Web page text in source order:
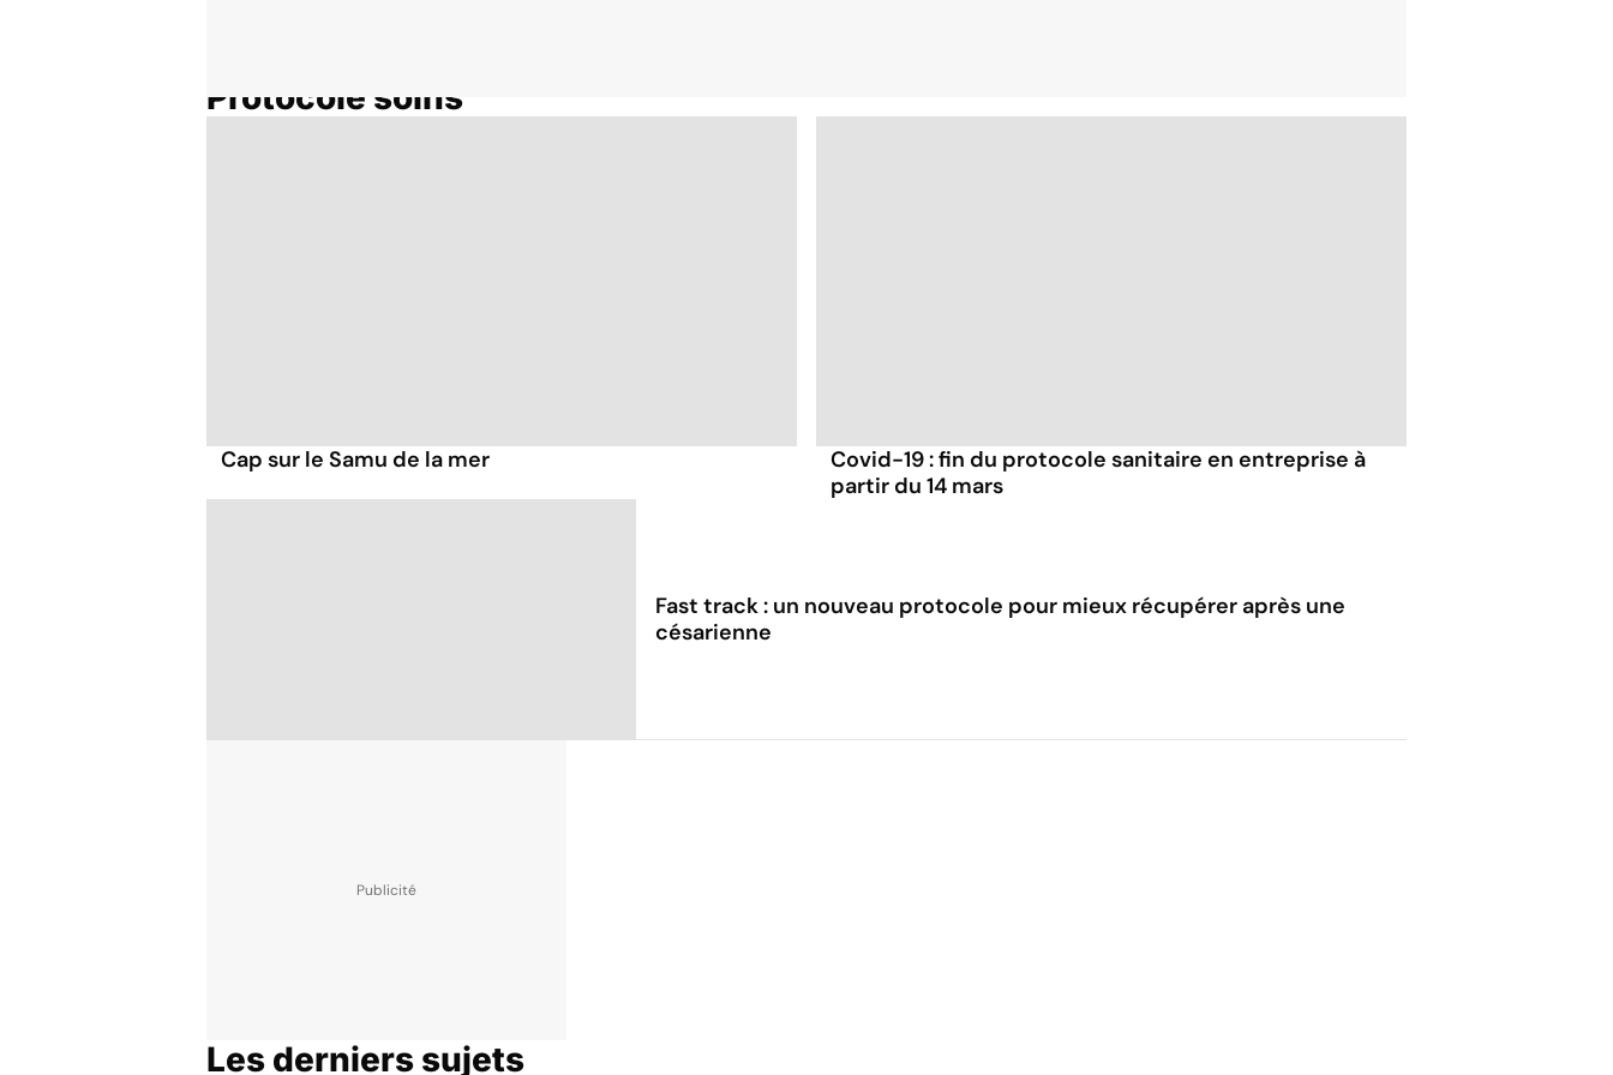
Protocole soins
Cap sur le Samu de la mer
Covid-19 : fin du protocole sanitaire en entreprise à
partir du 14 mars
Fast track : un nouveau protocole pour mieux récupérer après une
césarienne
Les derniers sujets